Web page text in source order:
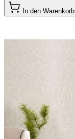
In den Warenkorb